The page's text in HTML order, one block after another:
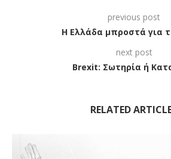
previous post
Η Ελλάδα μπροστά για
next post
Brexit: Σωτηρία ή
RELATED